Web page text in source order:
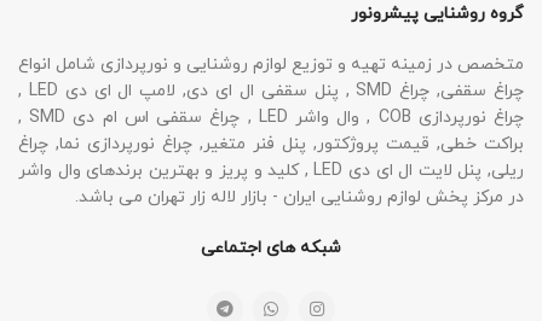
گروه روشنایی پیشرونور
متخصص در زمینه تهیه و توزیع لوازم روشنایی و نورپردازی شامل انواع
چراغ سقفی, چراغ SMD , پنل سقفی ال ای دی, لامپ ال ای دی LED ,
چراغ نورپردازی COB , وال واشر LED , چراغ سقفی اس ام دی SMD ,
براکت خطی, قیمت پروژکتور, پنل فنر متغیر, چراغ نورپردازی نما, چراغ
ریلی, پنل لایت ال ای دی LED , کلید و پریز و بهترین برندهای وال واشر
در مرکز پخش لوازم روشنایی ایران - بازار لاله زار تهران می باشد.
شبکه های اجتماعی